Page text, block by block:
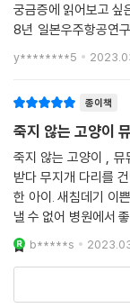
궁금증에 읽어보고 싶은 책 '죽지 않는 고양이,
8년 일본우주항공연
수혈에 사용할 수 있는 인공혈액을 개발했다. 무중력 상태
에서 고양이 혈액에
y********5
종이책
죽지 않는 고양이
죽지 않는 고양이 , 뮤
받다 무지개 다리를
한 아이. 새침데기 이
낼 수 없어 병원에서
여기저기 바늘 구멍에
는 것도 거
b*****s